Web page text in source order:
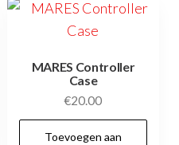
MARES Controller
Case
€20.00
Toevoegen aan